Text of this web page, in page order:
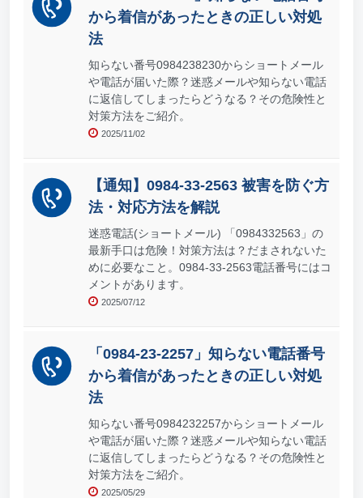
から着信があったときの正しい対処
法
知らない番号0984238230からショートメール
や電話が届いた際？迷惑メールや知らない電話
に返信してしまったらどうなる？その危険性と
対策方法をご紹介。
2025/11/02
【通知】0984-33-2563 被害を防ぐ方
法・対応方法を解説
迷惑電話(ショートメール) 「0984332563」の
最新手口は危険！対策方法は？だまされないた
めに必要なこと。0984-33-2563電話番号にはコ
メントがあります。
2025/07/12
「0984-23-2257」知らない電話番号
から着信があったときの正しい対処
法
知らない番号0984232257からショートメール
や電話が届いた際？迷惑メールや知らない電話
に返信してしまったらどうなる？その危険性と
対策方法をご紹介。
2025/05/29